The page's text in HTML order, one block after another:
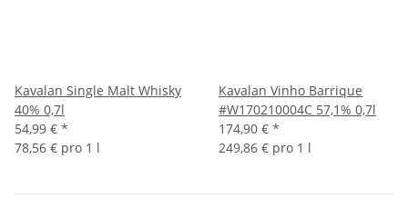
Kavalan Single Malt Whisky
40% 0,7l
54,99 € *
78,56 € pro 1 l
Kavalan Vinho Barrique
#W170210004C 57,1% 0,7l
174,90 € *
249,86 € pro 1 l